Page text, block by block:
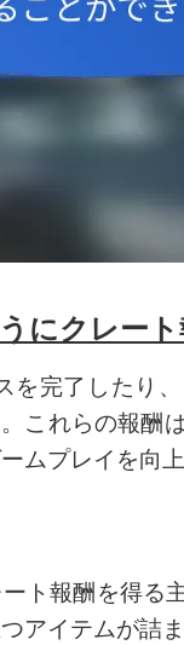
にクレー
完了したり
これらの報酬
ムプレイを向上
ト報酬を得る
アイテムが詰